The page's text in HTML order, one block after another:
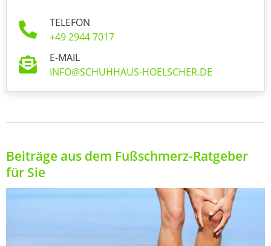
TELEFON
+49 2944 7017
E-MAIL
INFO@SCHUHHAUS-HOELSCHER.DE
Beiträge aus dem Fußschmerz-Ratgeber
für Sie